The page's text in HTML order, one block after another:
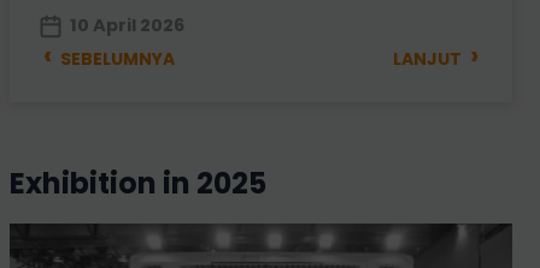
10 April 2026
‹ SEBELUMNYA LANJUT ›
exhibition in 2025